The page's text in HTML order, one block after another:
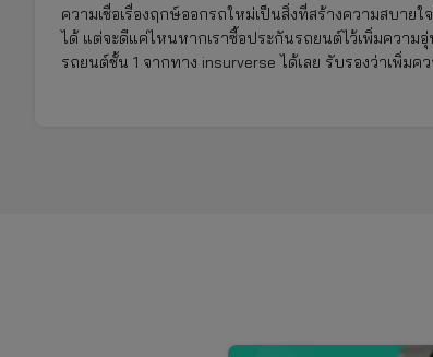
ความเชื่อเรื่องฤกษ์ออกรถใหม่เป็นสิ่งที่สร้างความสบา
ได้ แต่จะดีแค่ไหนหากเราซื้อประกันรถยนต์ไว้เพิ่มควา
รถยนต์ชั้น 1 จากทาง insurverse ได้เลย รับรองว่าเพิ่